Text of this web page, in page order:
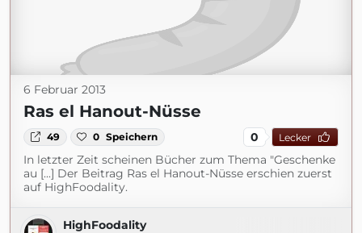
6 Februar 2013
Ras el Hanout-Nüsse
49 0 Speichern 0 Lecker
In letzter Zeit scheinen Bücher zum Thema "Geschenke
au [...] Der Beitrag Ras el Hanout-Nüsse erschien zuerst
auf HighFoodality.
HighFoodality